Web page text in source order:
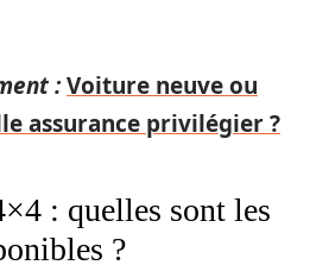
:Voiture neuve ou
assurance privilégier ?
: quelles sont les
?